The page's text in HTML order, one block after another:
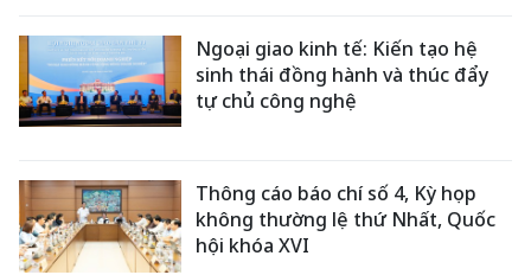
Ngoại giao kinh tế: Kiến tạo hệ
sinh thái đồng hành và thúc đẩy
tự chủ công nghệ
Thông cáo báo chí số 4, Kỳ họp
không thường lệ thứ Nhất, Quốc
hội khóa XVI